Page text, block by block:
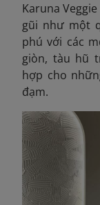
Karuna Veggie
gũi như một
phú với các
giòn, tàu hũ
hợp cho
đạm.